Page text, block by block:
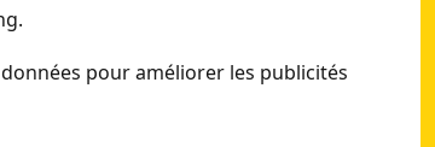
pour améliorer les publicités